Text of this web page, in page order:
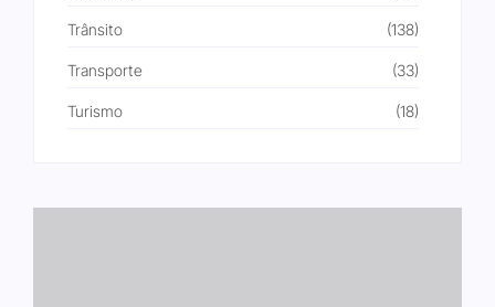
Trânsito (138)
Transporte (33)
Turismo (18)